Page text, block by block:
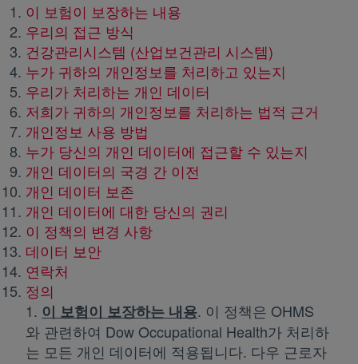
이 보험이 보장하는 내용
우리의 접근 방식
건강관리시스템 (산업보건관리 시스템)
누가 귀하의 개인정보를 처리하고 있는지
우리가 처리하는 개인 데이터
저희가 귀하의 개인정보를 처리하는 법적 근거
개인정보 사용 방법
누가 당신의 개인 데이터에 접근할 수 있는지
개인 데이터의 국경 간 이전
개인 데이터 보존
개인 데이터에 대한 당신의 권리
이 정책의 변경 사항
데이터 보안
연락처
정의
1. 이 보험이 보장하는 내용. 이 정책은 OHMS
와 관련하여 Dow Occupational Health가 처리하
는 모든 개인 데이터에 적용됩니다. 다우 근로자